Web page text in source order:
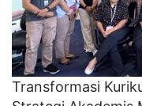
Transformasi